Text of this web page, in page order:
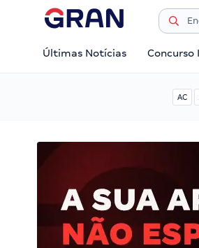
Últimas Notícias Concurso
AC